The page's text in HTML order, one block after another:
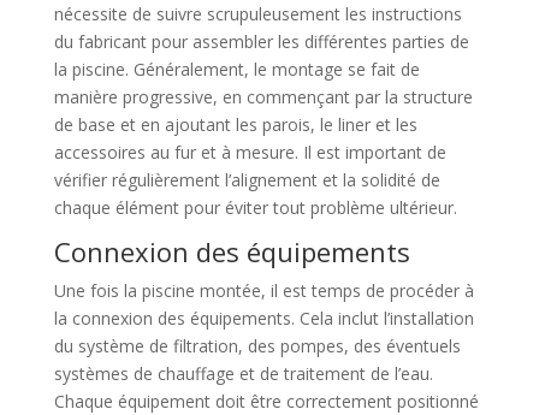
nécessite de suivre scrupuleusement les instructions
du fabricant pour assembler les différentes parties de
la piscine. Généralement, le montage se fait de
manière progressive, en commençant par la structure
de base et en ajoutant les parois, le liner et les
accessoires au fur et à mesure. Il est important de
vérifier régulièrement l’alignement et la solidité de
chaque élément pour éviter tout problème ultérieur.
Connexion des équipements
Une fois la piscine montée, il est temps de procéder à
la connexion des équipements. Cela inclut l’installation
du système de filtration, des pompes, des éventuels
systèmes de chauffage et de traitement de l’eau.
Chaque équipement doit être correctement positionné